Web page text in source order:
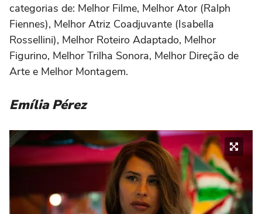
categorias de: Melhor Filme, Melhor Ator (Ralph
Fiennes), Melhor Atriz Coadjuvante (Isabella
Rossellini), Melhor Roteiro Adaptado, Melhor
Figurino, Melhor Trilha Sonora, Melhor Direção de
Arte e Melhor Montagem.
Emília Pérez